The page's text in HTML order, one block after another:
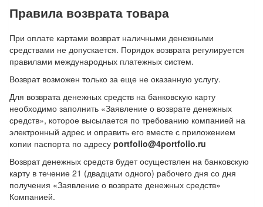
Правила возврата товара
При оплате картами возврат наличными денежными
средствами не допускается. Порядок возврата регулируется
правилами международных платежных систем.
Возврат возможен только за еще не оказанную услугу.
Для возврата денежных средств на банковскую карту
необходимо заполнить «Заявление о возврате денежных
средств», которое высылается по требованию компанией на
электронный адрес и оправить его вместе с приложением
копии паспорта по адресу portfolio@4portfolio.ru
Возврат денежных средств будет осуществлен на банковскую
карту в течение 21 (двадцати одного) рабочего дня со дня
получения «Заявление о возврате денежных средств»
Компанией.